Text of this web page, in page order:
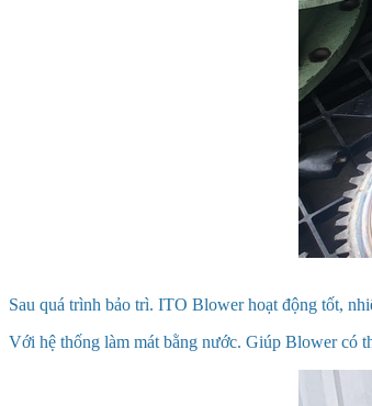
Sau quá trình bảo trì. ITO Blower hoạt động tốt,
Với hệ thống làm mát bằng nước. Giúp Blower có